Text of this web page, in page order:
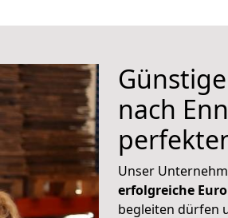
nach
Unser
erfolgreiche
begleiten dürfen